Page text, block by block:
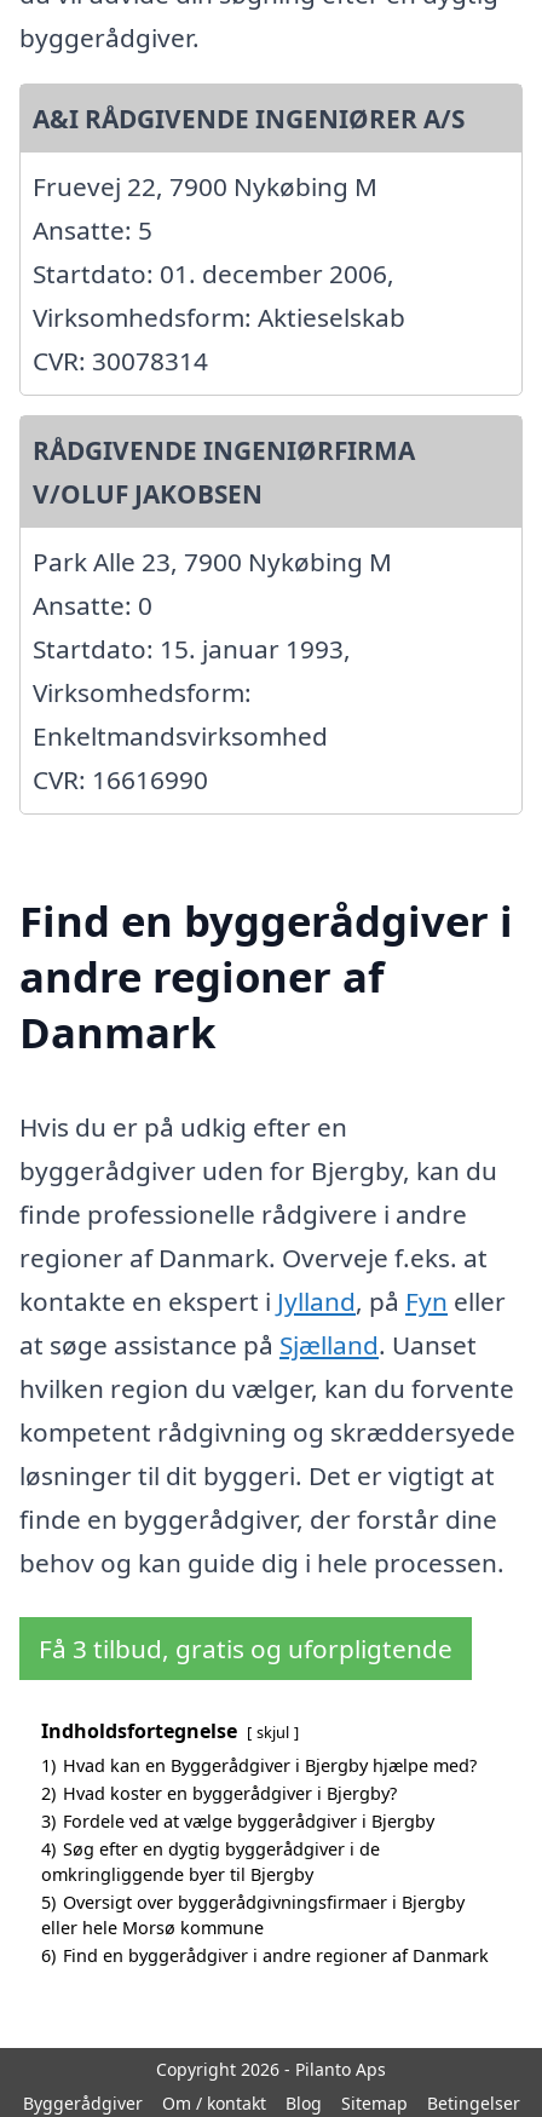
byggerådgiver.
A&I RÅDGIVENDE INGENIØRER A/S
Fruevej 22, 7900 Nykøbing M
Ansatte: 5
Startdato: 01. december 2006,
Virksomhedsform: Aktieselskab
CVR: 30078314
RÅDGIVENDE INGENIØRFIRMA
V/OLUF JAKOBSEN
Park Alle 23, 7900 Nykøbing M
Ansatte: 0
Startdato: 15. januar 1993,
Virksomhedsform:
Enkeltmandsvirksomhed
CVR: 16616990
Find en byggerådgiver i
andre regioner af
Danmark
Hvis du er på udkig efter en
byggerådgiver uden for Bjergby, kan du
finde professionelle rådgivere i andre
regioner af Danmark. Overveje f.eks. at
kontakte en ekspert i Jylland, på Fyn eller
at søge assistance på Sjælland. Uanset
hvilken region du vælger, kan du forvente
kompetent rådgivning og skræddersyede
løsninger til dit byggeri. Det er vigtigt at
finde en byggerådgiver, der forstår dine
behov og kan guide dig i hele processen.
Få 3 tilbud, gratis og uforpligtende
Indholdsfortegnelse skjul
1) Hvad kan en Byggerådgiver i Bjergby hjælpe med?
2) Hvad koster en byggerådgiver i Bjergby?
3) Fordele ved at vælge byggerådgiver i Bjergby
4) Søg efter en dygtig byggerådgiver i de
omkringliggende byer til Bjergby
5) Oversigt over byggerådgivningsfirmaer i Bjergby
eller hele Morsø kommune
6) Find en byggerådgiver i andre regioner af Danmark
Copyright 2026 - Pilanto Aps
Byggerådgiver
Om / kontakt Blog Sitemap Betingelser